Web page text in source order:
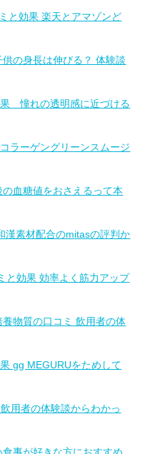
と効果 楽天とアマゾンど
の身長は伸びる？ 体験談
憧れの透明感に近づける
ラーゲングリーンスムージ
血糖値をおさえるって本
漢素材配合のmitasの評判か
と効果 効率よく筋力アップ
物質の口コミ 飲用者の体
gg MEGURUをためして
用者の体験談からわかっ
事が好きな方におすすめ